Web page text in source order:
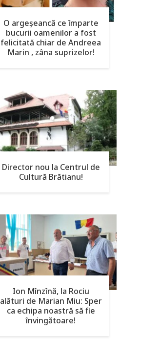
O argeşeancă ce împarte
bucurii oamenilor a fost
felicitată chiar de Andreea
Marin , zâna suprizelor!
Director nou la Centrul de
Cultură Brătianu!
Ion Mînzînă, la Rociu
alături de Marian Miu: Sper
ca echipa noastră să fie
învingătoare!